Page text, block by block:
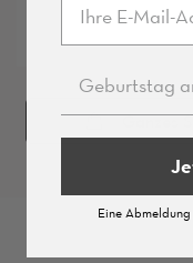
Ganzes
Eine